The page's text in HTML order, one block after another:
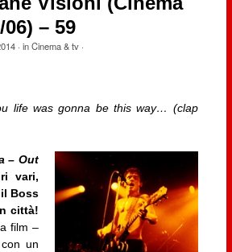
– 59
· inCinema & tv·
life was gonna be this way… (clap
– Out
vari,
Boss
città!
film –
un